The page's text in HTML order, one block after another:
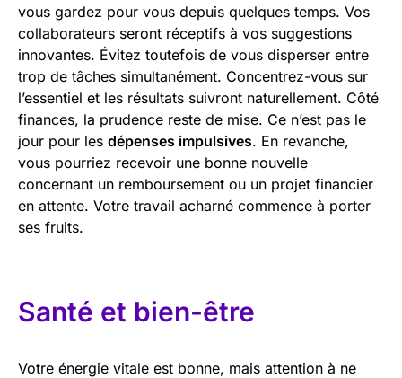
vous gardez pour vous depuis quelques temps. Vos
collaborateurs seront réceptifs à vos suggestions
innovantes. Évitez toutefois de vous disperser entre
trop de tâches simultanément. Concentrez-vous sur
l’essentiel et les résultats suivront naturellement. Côté
finances, la prudence reste de mise. Ce n’est pas le
jour pour les dépenses impulsives. En revanche,
vous pourriez recevoir une bonne nouvelle
concernant un remboursement ou un projet financier
en attente. Votre travail acharné commence à porter
ses fruits.
Santé et bien-être
Votre énergie vitale est bonne, mais attention à ne